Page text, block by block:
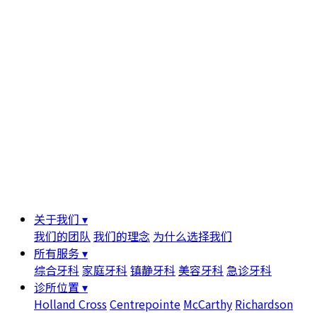
关于我们 ▾
我们的团队 我们的理念 为什么选择我们
所有服务 ▾
综合牙科 家庭牙科 镇静牙科 美容牙科 急诊牙科
诊所位置 ▾
Holland CrossCentrepointe McCarthy Richardson